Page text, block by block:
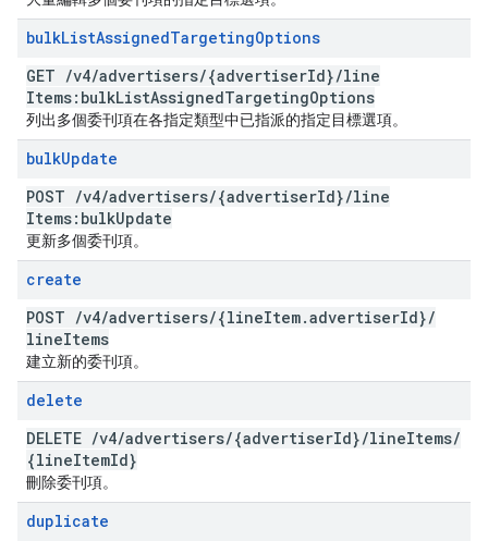
bulkListAssignedTargetingOptions
GET /v4/advertisers/{advertiserId}/line
Items:bulkListAssignedTargetingOptions
列出多個委刊項在各指定類型中已指派的指定目標選項。
bulkUpdate
POST /v4/advertisers/{advertiserId}/line
Items:bulkUpdate
更新多個委刊項。
create
POST /v4/advertisers/{lineItem.advertiserId}/
lineItems
建立新的委刊項。
delete
DELETE /v4/advertisers/{advertiserId}/lineItems/
{lineItemId}
刪除委刊項。
duplicate